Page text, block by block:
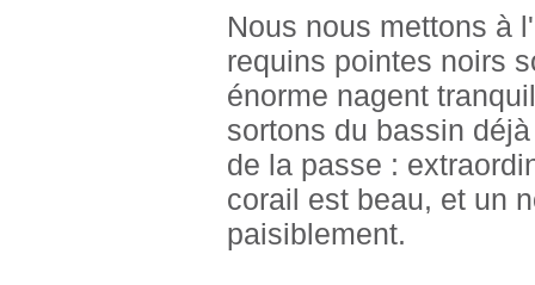
Nous nous mettons à
requins pointes noirs
énorme nagent
sortons du bassin
de la passe :
corail est beau, et un
paisiblement.